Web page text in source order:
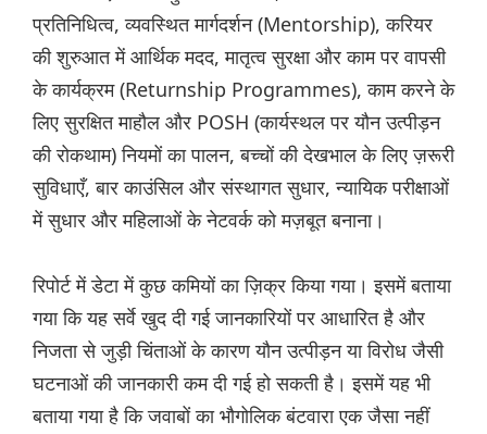
प्रतिनिधित्व, व्यवस्थित मार्गदर्शन (Mentorship), करियर
की शुरुआत में आर्थिक मदद, मातृत्व सुरक्षा और काम पर वापसी
के कार्यक्रम (Returnship Programmes), काम करने के
लिए सुरक्षित माहौल और POSH (कार्यस्थल पर यौन उत्पीड़न
की रोकथाम) नियमों का पालन, बच्चों की देखभाल के लिए ज़रूरी
सुविधाएँ, बार काउंसिल और संस्थागत सुधार, न्यायिक परीक्षाओं
में सुधार और महिलाओं के नेटवर्क को मज़बूत बनाना।
रिपोर्ट में डेटा में कुछ कमियों का ज़िक्र किया गया। इसमें बताया
गया कि यह सर्वे खुद दी गई जानकारियों पर आधारित है और
निजता से जुड़ी चिंताओं के कारण यौन उत्पीड़न या विरोध जैसी
घटनाओं की जानकारी कम दी गई हो सकती है। इसमें यह भी
बताया गया है कि जवाबों का भौगोलिक बंटवारा एक जैसा नहीं